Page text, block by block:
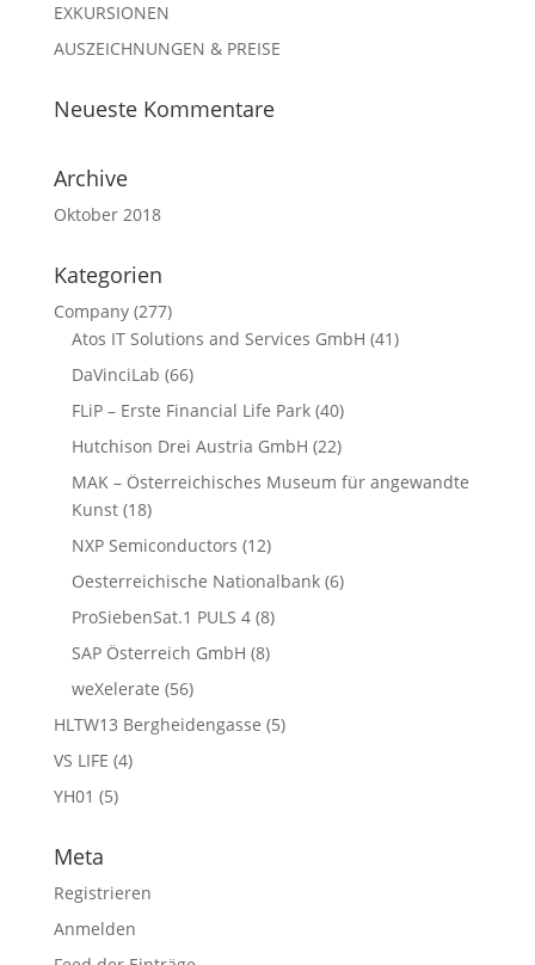
EXKURSIONEN
AUSZEICHNUNGEN & PREISE
Neueste Kommentare
Archive
Oktober 2018
Kategorien
Company(277)
Atos IT Solutions and Services GmbH (41)
DaVinciLab (66)
FLiP – Erste Financial Life Park(40)
Hutchison Drei Austria GmbH (22)
MAK – Österreichisches Museum für angewandte
Kunst(18)
NXP Semiconductors (12)
Oesterreichische Nationalbank(6)
ProSiebenSat.1 PULS 4(8)
SAP Österreich GmbH (8)
weXelerate (56)
HLTW13 Bergheidengasse (5)
VS LIFE (4)
YH01 (5)
Meta
Registrieren
Anmelden